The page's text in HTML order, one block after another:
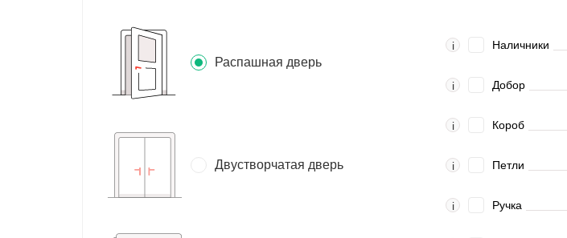
Распашная дверь
Двустворчатая дверь
i Наличники
i Добор
i Короб
i Петли
i Ручка